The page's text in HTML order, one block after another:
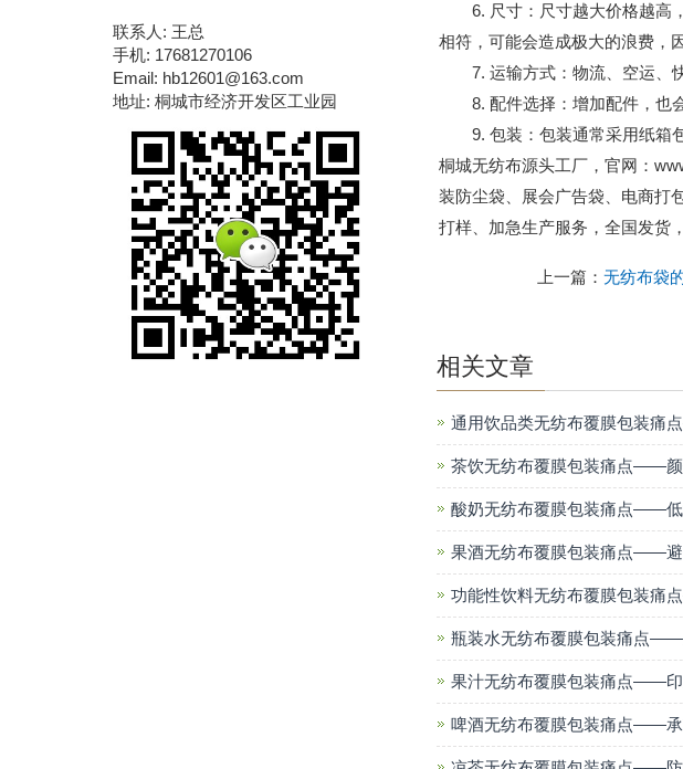
6. 尺寸：尺寸越大价格越高，
相符，可能会造成极大的浪费，
7. 运输方式：物流、空运、快
8. 配件选择：增加配件，也会
9. 包装：包装通常采用纸箱包
桐城无纺布源头工厂，官网：
装防尘袋、展会广告袋、电商打
打样、加急生产服务，全国发货
上一篇：无纺布袋
相关文章
通用饮品类无纺布覆膜包装痛
茶饮无纺布覆膜包装痛点——
酸奶无纺布覆膜包装痛点——
果酒无纺布覆膜包装痛点——
功能性饮料无纺布覆膜包装痛
瓶装水无纺布覆膜包装痛点
果汁无纺布覆膜包装痛点——印
啤酒无纺布覆膜包装痛点——
联系人: 王总
手机: 17681270106
Email: hb12601@163.com
地址: 桐城市经济开发区工业园